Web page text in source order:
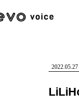
にする”音楽特化メ